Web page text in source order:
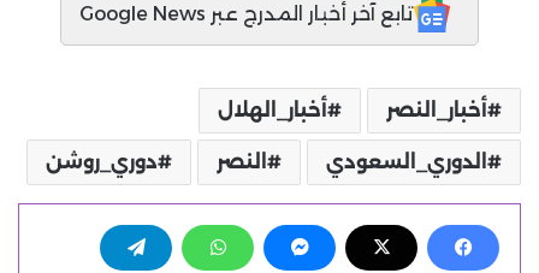
تابع آخر أخبار المدرج عبر Google News
أخبار_النصر أخبار_الهلال
الدوري_السعودي النصر دوري_روشن